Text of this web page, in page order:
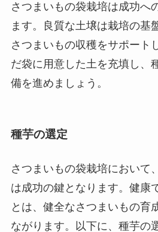
さつまいもの袋栽培は成功へ
ます。良質な土壌は栽培の基
さつまいもの収穫をサポート
だ袋に用意した土を充填し、
備を進めましょう。
種芋の選定
さつまいもの袋栽培において
は成功の鍵となります。健康
とは、健全なさつまいもの育
ながります。以下に、種芋の